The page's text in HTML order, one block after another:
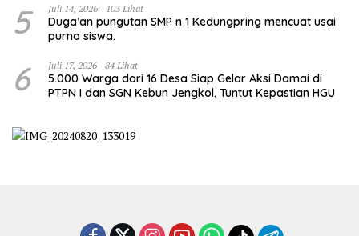
5 Juli 14, 2026 103 Lihat
Duga’an pungutan SMP n 1 Kedungpring mencuat usai
purna siswa.
6 Juli 17, 2026 84 Lihat
5.000 Warga dari 16 Desa Siap Gelar Aksi Damai di
PTPN I dan SGN Kebun Jengkol, Tuntut Kepastian HGU